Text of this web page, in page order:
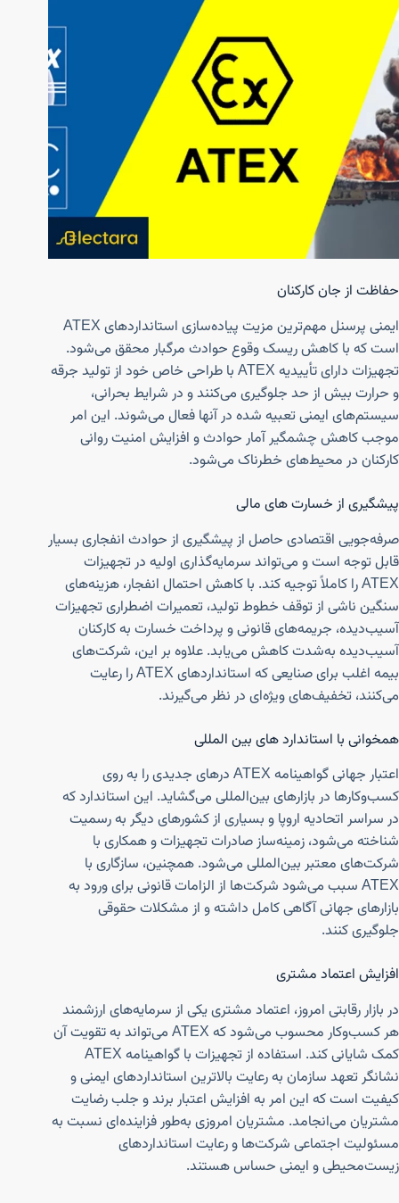
حفاظت از جان کارکنان
ایمنی پرسنل مهم‌ترین مزیت پیاده‌سازی استانداردهای ATEX
است که با کاهش ریسک وقوع حوادث مرگبار محقق می‌شود.
تجهیزات دارای تأییدیه ATEX با طراحی خاص خود از تولید جرقه
و حرارت بیش از حد جلوگیری می‌کنند و در شرایط بحرانی،
سیستم‌های ایمنی تعبیه شده در آنها فعال می‌شوند. این امر
موجب کاهش چشمگیر آمار حوادث و افزایش امنیت روانی
کارکنان در محیط‌های خطرناک می‌شود.
پیشگیری از خسارت های مالی
صرفه‌جویی اقتصادی حاصل از پیشگیری از حوادث انفجاری بسیار
قابل توجه است و می‌تواند سرمایه‌گذاری اولیه در تجهیزات
ATEX را کاملاً توجیه کند. با کاهش احتمال انفجار، هزینه‌های
سنگین ناشی از توقف خطوط تولید، تعمیرات اضطراری تجهیزات
آسیب‌دیده، جریمه‌های قانونی و پرداخت خسارت به کارکنان
آسیب‌دیده به‌شدت کاهش می‌یابد. علاوه بر این، شرکت‌های
بیمه اغلب برای صنایعی که استانداردهای ATEX را رعایت
می‌کنند، تخفیف‌های ویژه‌ای در نظر می‌گیرند.
همخوانی با استاندارد های بین المللی
اعتبار جهانی گواهینامه ATEX درهای جدیدی را به روی
کسب‌وکارها در بازارهای بین‌المللی می‌گشاید. این استاندارد که
در سراسر اتحادیه اروپا و بسیاری از کشورهای دیگر به رسمیت
شناخته می‌شود، زمینه‌ساز صادرات تجهیزات و همکاری با
شرکت‌های معتبر بین‌المللی می‌شود. همچنین، سازگاری با
ATEX سبب می‌شود شرکت‌ها از الزامات قانونی برای ورود به
بازارهای جهانی آگاهی کامل داشته و از مشکلات حقوقی
جلوگیری کنند.
افزایش اعتماد مشتری
در بازار رقابتی امروز، اعتماد مشتری یکی از سرمایه‌های ارزشمند
هر کسب‌وکار محسوب می‌شود که ATEX می‌تواند به تقویت آن
کمک شایانی کند. استفاده از تجهیزات با گواهینامه ATEX
نشانگر تعهد سازمان به رعایت بالاترین استانداردهای ایمنی و
کیفیت است که این امر به افزایش اعتبار برند و جلب رضایت
مشتریان می‌انجامد. مشتریان امروزی به‌طور فزاینده‌ای نسبت به
مسئولیت اجتماعی شرکت‌ها و رعایت استانداردهای
زیست‌محیطی و ایمنی حساس هستند.